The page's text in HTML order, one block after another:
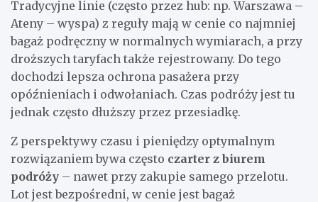
Tradycyjne linie (często przez hub: np. Warszawa –
Ateny – wyspa) z reguły mają w cenie co najmniej
bagaż podręczny w normalnych wymiarach, a przy
droższych taryfach także rejestrowany. Do tego
dochodzi lepsza ochrona pasażera przy
opóźnieniach i odwołaniach. Czas podróży jest tu
jednak często dłuższy przez przesiadkę.
Z perspektywy czasu i pieniędzy optymalnym
rozwiązaniem bywa często czarter z biurem
podróży – nawet przy zakupie samego przelotu.
Lot jest bezpośredni, w cenie jest bagaż